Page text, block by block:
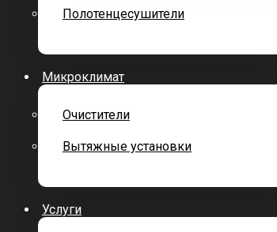
Полотенцесушители
Микроклимат
Очистители
Вытяжные установки
Услуги